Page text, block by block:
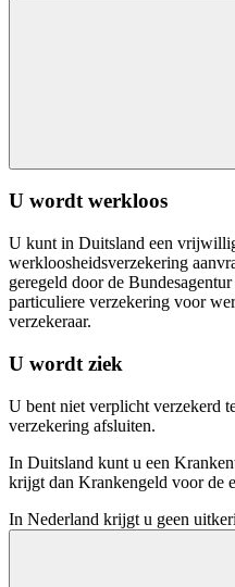
U wordt werkloos
U kunt in Duitsland een
werkloosheidsverzekering
geregeld door de
particuliere verzekering voor
verzekeraar.
U wordt ziek
U bent niet verplicht verzekerd
verzekering afsluiten.
In Duitsland kunt u een
krijgt dan Krankengeld voor de
In Nederland krijgt u geen